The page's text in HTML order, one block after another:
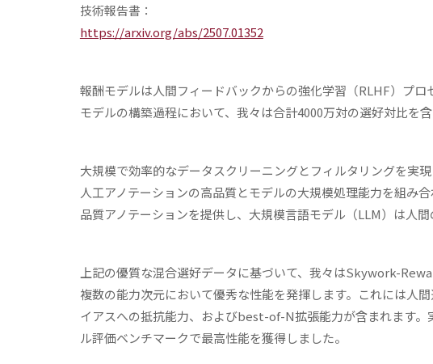
技術報告書：
https://arxiv.org/abs/2507.01352
報酬モデルは人間フィードバックからの強化学習（RLHF）プ
モデルの構築過程において、我々は合計4000万対の選好対比
大規模で効率的なデータスクリーニングとフィルタリングを実
人工アノテーションの高品質とモデルの大規模処理能力を組み
品質アノテーションを提供し、大規模言語モデル（LLM）は人
上記の優質な混合選好データに基づいて、我々はSkywork-
複数の能力次元において優秀な性能を発揮します。これには人
イアスへの抵抗能力、およびbest-of-N拡張能力が含まれます
ル評価ベンチマークで最高性能を獲得しました。